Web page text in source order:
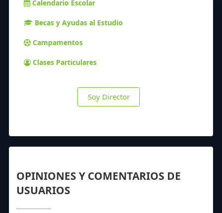
Calendario Escolar
Becas y Ayudas al Estudio
Campamentos
Clases Particulares
Soy Director
OPINIONES Y COMENTARIOS DE
USUARIOS